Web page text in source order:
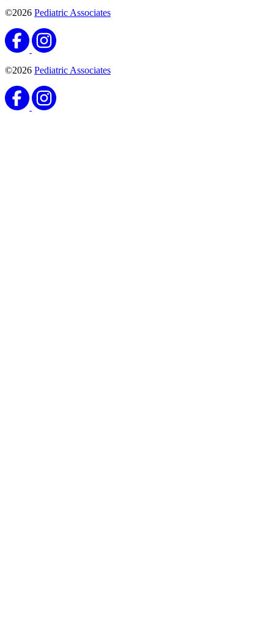
©2026 Pediatric Associates
©2026 Pediatric Associates